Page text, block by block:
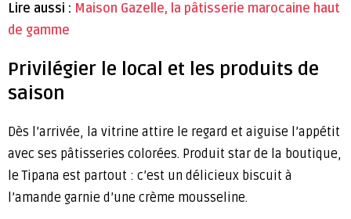
Lire aussi : Maison Gazelle, la pâtisserie marocaine haut
de gamme
Privilégier le local et les produits de
saison
Dès l’arrivée, la vitrine attire le regard et aiguise l’appétit
avec ses pâtisseries colorées. Produit star de la boutique,
le Tipana est partout : c’est un délicieux biscuit à
l’amande garnie d’une crème mousseline.